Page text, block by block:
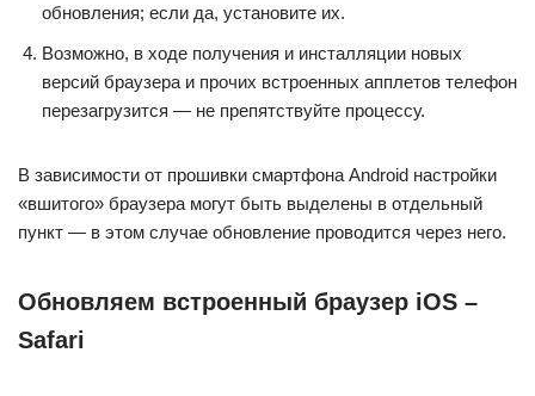
обновления; если да, установите их.
Возможно, в ходе получения и инсталляции новых
версий браузера и прочих встроенных апплетов телефон
перезагрузится — не препятствуйте процессу.
В зависимости от прошивки смартфона Android настройки
«вшитого» браузера могут быть выделены в отдельный
пункт — в этом случае обновление проводится через него.
Обновляем встроенный браузер iOS –
Safari